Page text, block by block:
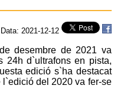
Data: 2021-12-12
desembre de 2021 va
24h d`ultrafons en pista,
edició s`ha destacat
del 2020 va fer-se